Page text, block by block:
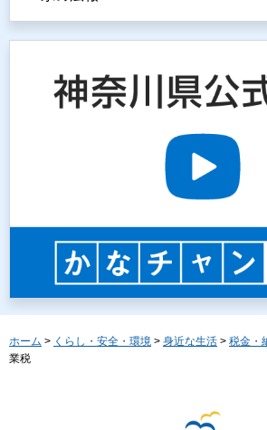
ホーム > くらし・安全・環境 > 身近な生活 > 税金・
業税